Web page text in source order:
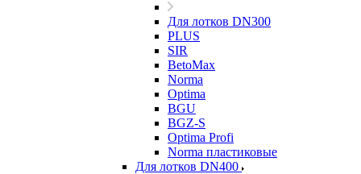
Для лотков DN300
PLUS
SIR
BetoMax
Norma
Optima
BGU
BGZ-S
Optima Profi
Norma пластиковые
Для лотков DN400